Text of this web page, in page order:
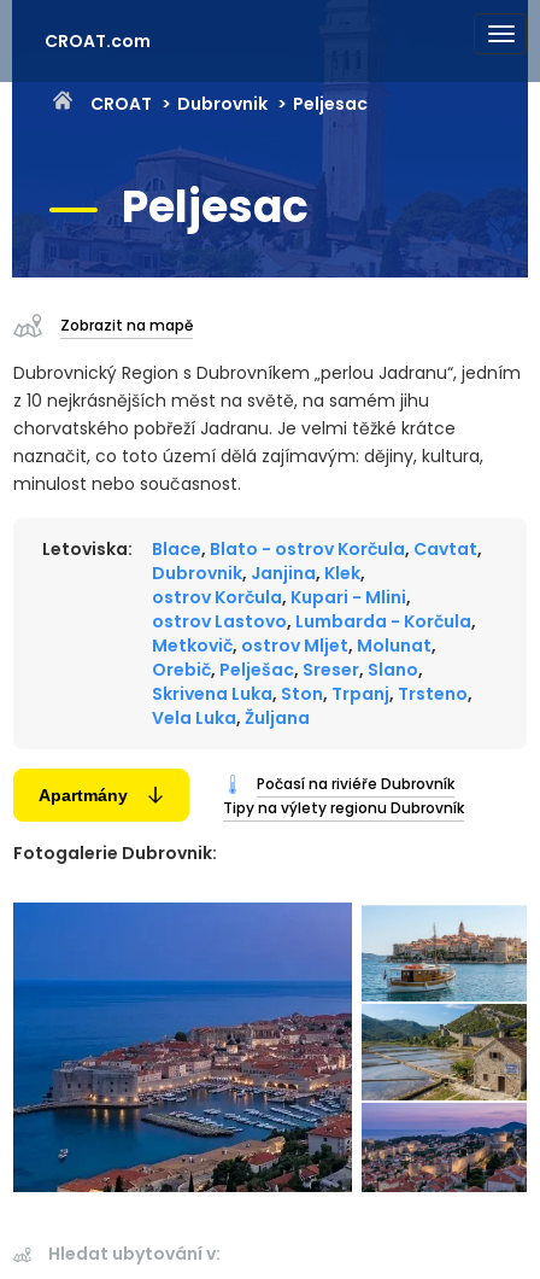
CROAT.com
CROAT Dubrovnik Peljesac
Peljesac
Zobrazit na mapě
Dubrovnický Region s Dubrovníkem „perlou Jadranu“, jedním
z 10 nejkrásnějších měst na světě, na samém jihu
chorvatského pobřeží Jadranu. Je velmi těžké krátce
naznačit, co toto území dělá zajímavým: dějiny, kultura,
minulost nebo současnost.
Letoviska: Blace, Blato - ostrov Korčula, Cavtat,
Dubrovnik, Janjina, Klek,
ostrov Korčula, Kupari - Mlini,
ostrov Lastovo, Lumbarda - Korčula,
Metkovič, ostrov Mljet, Molunat,
Orebič, Pelješac, Sreser, Slano,
Skrivena Luka, Ston, Trpanj, Trsteno,
Vela Luka, Žuljana
Apartmány
Počasí na riviéře Dubrovník
Tipy na výlety regionu Dubrovník
Fotogalerie Dubrovnik:
Hledat ubytování v: